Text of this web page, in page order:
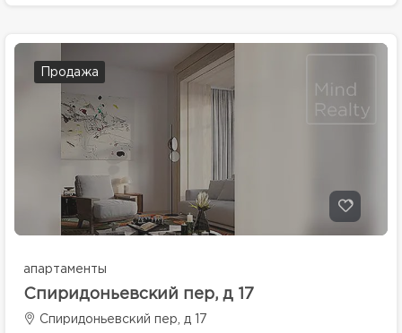
Продажа
апартаменты
Спиридоньевский пер, д 17
Спиридоньевский пер, д 17